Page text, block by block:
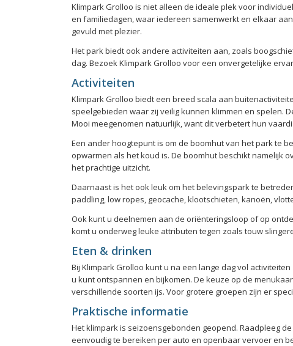
Klimpark Grolloo is niet alleen de ideale plek voor
en familiedagen, waar iedereen samenwerkt en elkaar
gevuld met plezier.
Het park biedt ook andere activiteiten aan, zoals
dag. Bezoek Klimpark Grolloo voor een onvergetelijke
Activiteiten
Klimpark Grolloo biedt een breed scala aan
speelgebieden waar zij veilig kunnen klimmen en spelen.
Mooi meegenomen natuurlijk, want dit verbetert hun
Een ander hoogtepunt is om de boomhut van het park te
opwarmen als het koud is. De boomhut beschikt namelijk
het prachtige uitzicht.
Daarnaast is het ook leuk om het belevingspark te
paddling, low ropes, geocache, klootschieten, kanoën,
Ook kunt u deelnemen aan de oriënteringsloop of op
komt u onderweg leuke attributen tegen zoals touw
Eten & drinken
Bij Klimpark Grolloo kunt u na een lange dag vol
u kunt ontspannen en bijkomen. De keuze op de
verschillende soorten ijs. Voor grotere groepen zijn er
Praktische informatie
Het klimpark is seizoensgebonden geopend. Raadpleeg
eenvoudig te bereiken per auto en openbaar vervoer en